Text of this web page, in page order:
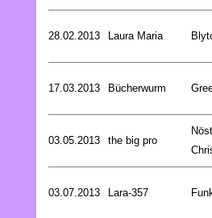
28.02.2013 Laura Maria
17.03.2013 Bücherwurm
03.05.2013 the big pro
03.07.2013 Lara-357